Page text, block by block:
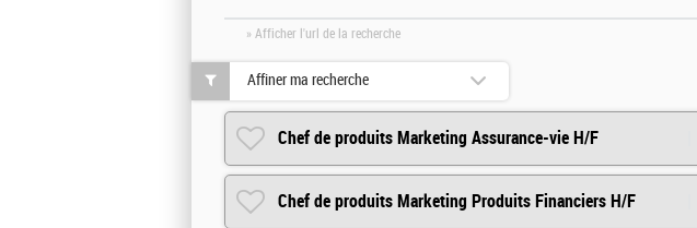
» Afficher l'url de la recherche
Chef de produits Marketing Assurance-vie H/F
Chef de produits Marketing Produits Financiers H/F
Affiner ma recherche